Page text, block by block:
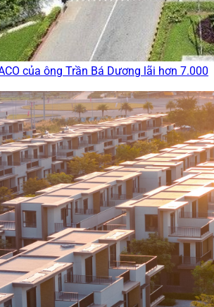
của ông Trần Bá Dương lãi hơn 7.000